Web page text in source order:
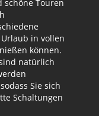
schöne Touren
in vollen
können.
natürlich
Sie sich
Schaltungen